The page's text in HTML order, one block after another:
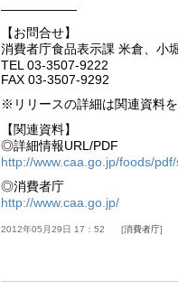
——————
【お問合せ】
消費者庁食品表示課 米倉、小
TEL 03-3507-9222
FAX 03-3507-9292
※リリースの詳細は関連資料
【関連資料】
◎詳細情報URL/PDF
http://www.caa.go.jp/foods/
◎消費者庁
http://www.caa.go.jp/
2012年05月29日 17：52 消費者庁